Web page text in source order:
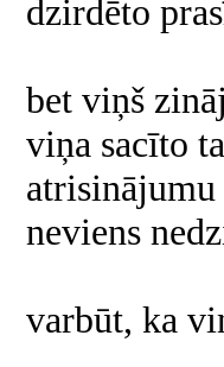
dzirdēto
bet viņš
viņa sacīto
atrisinājumu
neviens
varbūt, ka